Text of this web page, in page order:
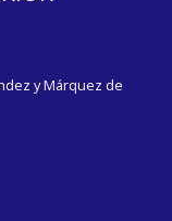
y Márquez de